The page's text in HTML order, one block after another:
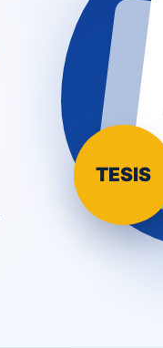
TESIS